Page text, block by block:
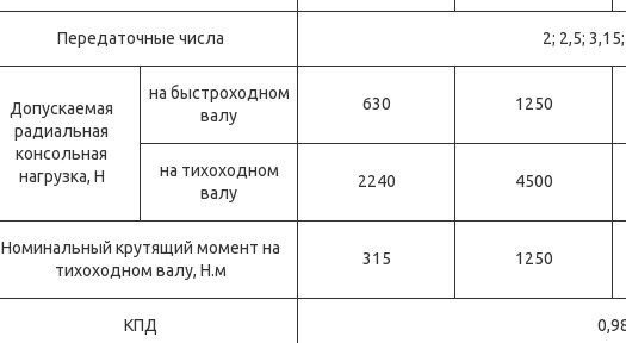
Передаточные числа 2; 2,5;
Допускаемая
радиальная
консольная
нагрузка, Н
на быстроходном
валу
630 1250
на тихоходном
валу
2240 4500
Номинальный крутящий момент на
тихоходном валу, Н.м
315 1250
КПД